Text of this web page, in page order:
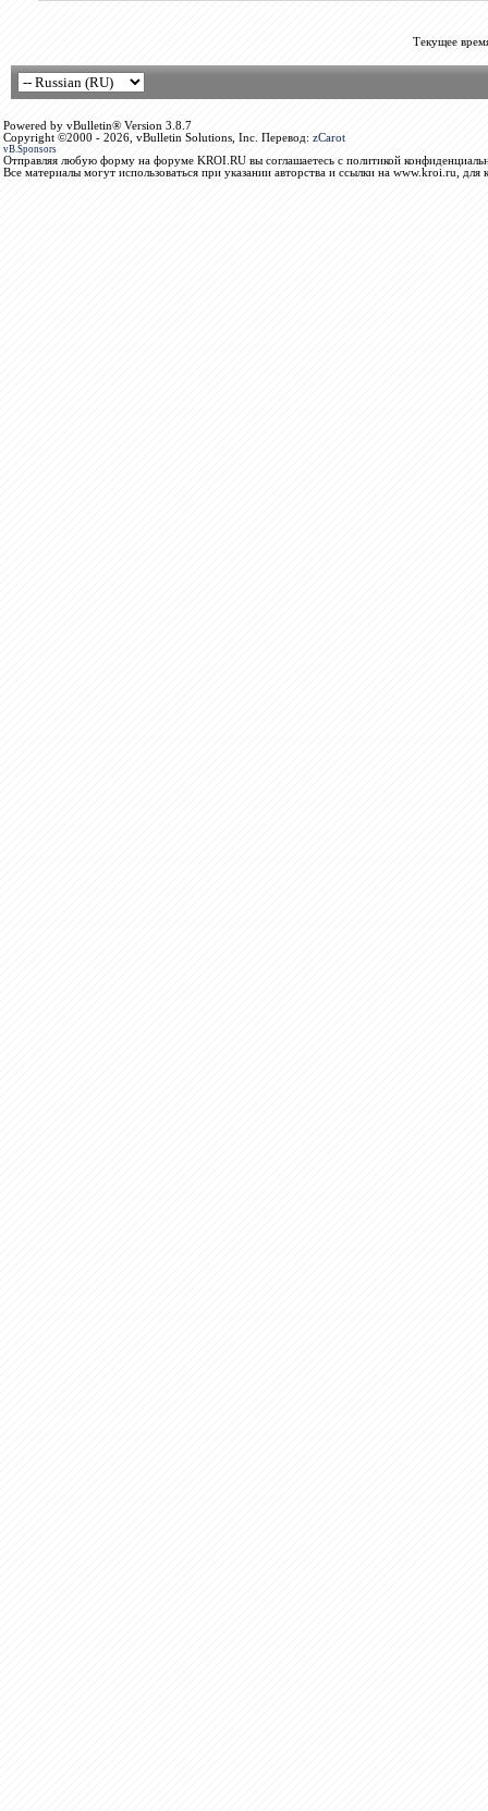
Текущее
Powered by vBulletin® Version 3.8.7
Copyright ©2000 - 2026, vBulletin Solutions, Inc. Перевод: zCarot
vB.Sponsors
Отправляя любую форму на форуме KROI.RU вы соглашаетесь с политикой
Все материалы могут использоваться при указании авторства и ссылки на www.kroi.ru, для